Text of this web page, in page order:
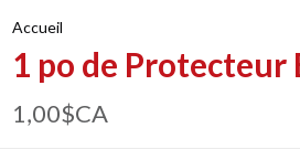
Accueil
1 po de Protecteur
1,00$CA